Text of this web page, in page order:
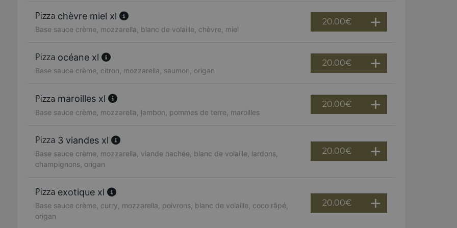
chèvre miel xl
Base sauce crème, mozzarella, blanc de volaille, chèvre, miel
20.00€
océane xl
Base sauce crème, citron, mozzarella, saumon, origan
20.00€
maroilles xl
Base sauce crème, mozzarella, jambon, pommes de terre, maroilles
20.00€
3 viandes xl
Base sauce crème, mozzarella, viande hachée, blanc de volaille, lardons,
champignons, origan
20.00€
exotique xl
Base sauce crème, curry, mozzarella, poivrons, blanc de volaille, coco râpé,
origan
20.00€